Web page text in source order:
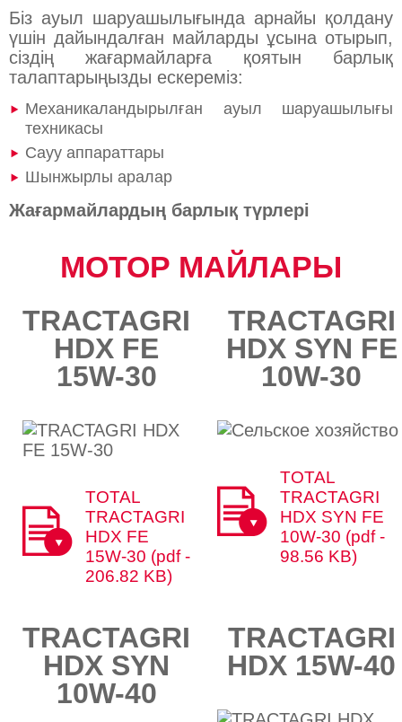
Біз ауыл шаруашылығында арнайы қолдану
үшін дайындалған майларды ұсына отырып,
сіздің жағармайларға қоятын барлық
талаптарыңызды ескереміз:
Механикаландырылған ауыл шаруашылығы
техникасы
Сауу аппараттары
Шынжырлы аралар
Жағармайлардың барлық түрлері
МОТОР МАЙЛАРЫ​​
TRACTAGRI
HDX FE
15W-30
TOTAL
TRACTAGRI
HDX FE
15W-30 (pdf -
206.82 KB)
TRACTAGRI
HDX SYN FE
10W-30​​
TOTAL
TRACTAGRI
HDX SYN FE
10W-30 (pdf -
98.56 KB)
TRACTAGRI
HDХ SYN
10W-40​​
TRACTAGRI
HDХ 15W-40​​